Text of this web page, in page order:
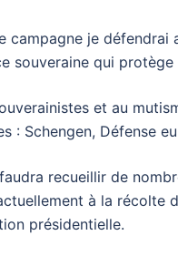
campagne je
souveraine qui
et au
: Schengen, Défense
recueillir de
à la récolte
présidentielle.